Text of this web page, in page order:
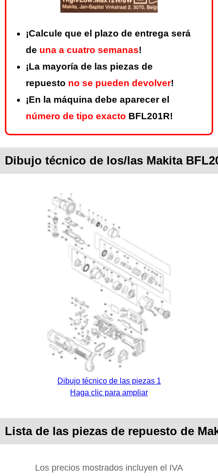
¡Calcule que el plazo de entrega será
de una a cuatro semanas!
¡La mayoría de las piezas de
repuesto no se pueden devolver!
¡En la máquina debe aparecer el
número de tipo exacto BFL201R!
Dibujo técnico de los/las Makita
Dibujo técnico de las piezas 1
Haga clic para ampliar
Lista de las piezas de repuesto de
Los precios mostrados incluyen el IVA